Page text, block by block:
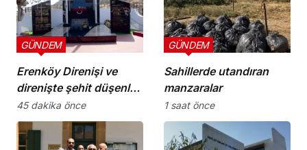
Erenköy Direnişi ve
direnişte şehit düşenler
cumartesi günü
düzenlenecek törenle
anılacak
GÜNDEM
45 dakika önce
Sahillerde utandıran
manzaralar
GÜNDEM
1 saat önce